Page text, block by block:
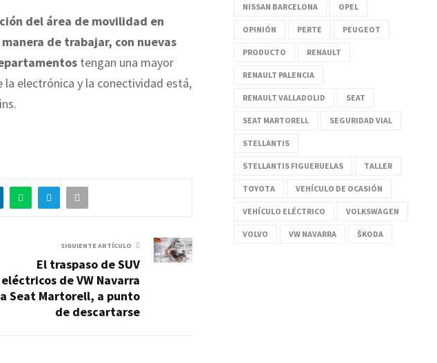
del área de movilidad en
de trabajar, con nuevas
tengan una mayor
electrónica y la conectividad está,
SIGUIENTE ARTÍCULO
El traspaso de SUV
eléctricos de VW Navarra
a Seat Martorell, a punto
de descartarse
NISSAN BARCELONA OPEL
OPINIÓN PERTE PEUGEOT
PRODUCTO RENAULT
RENAULT PALENCIA
RENAULT VALLADOLID SEAT
SEAT MARTORELL SEGURIDAD VIAL
STELLANTIS
STELLANTIS FIGUERUELAS TALLER
TOYOTA VEHÍCULO DE OCASIÓN
VEHÍCULO ELÉCTRICO VOLKSWAGEN
VOLVO VW NAVARRA ŠKODA